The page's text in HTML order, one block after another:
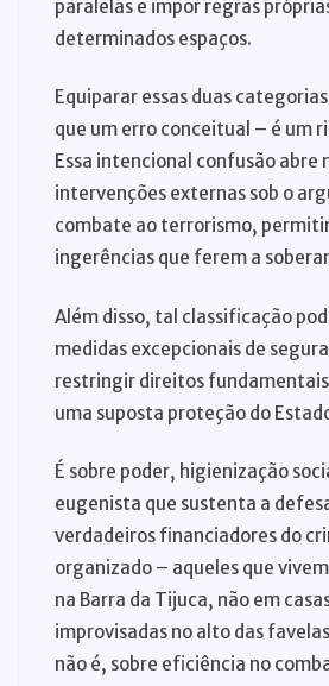
paralelas e impor regras
determinados espaços.
Equiparar essas duas
que um erro conceitual – é um
Essa intencional confusão abre
intervenções externas sob o
combate ao terrorismo,
ingerências que ferem a
Além disso, tal classificação
medidas excepcionais de
restringir direitos
uma suposta proteção do
É sobre poder, higienização
eugenista que sustenta a
verdadeiros financiadores do
organizado – aqueles que
na Barra da Tijuca, não em
improvisadas no alto das
não é, sobre eficiência no